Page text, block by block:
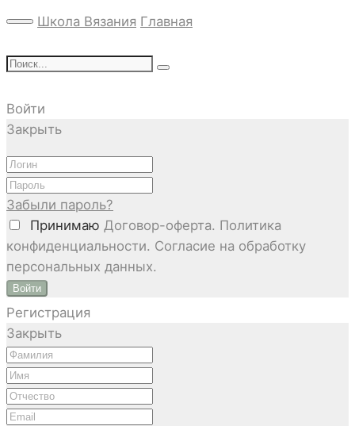
Школа Вязания Главная
Войти
Закрыть
Забыли пароль?
Принимаю Договор-оферта. Политика
конфиденциальности. Согласие на обработку
персональных данных.
Войти
Регистрация
Закрыть